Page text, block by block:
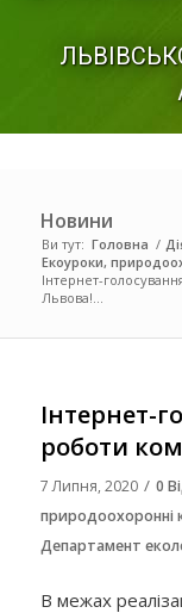
Новини
Ви тут: Головна /
Екоуроки,
Інтернет-
Львова!...
Інтернет-
роботи
7 Липня, 2020 / 0
природоохоронні
Департамент
В межах